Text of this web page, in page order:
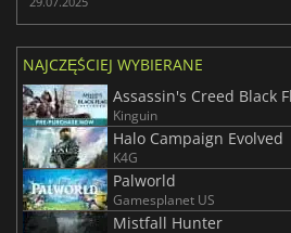
NAJCZĘŚCIEJ WYBIERANE
Assassin's Creed Black
Kinguin
Halo Campaign Evolved
K4G
Palworld
Gamesplanet US
Mistfall Hunter